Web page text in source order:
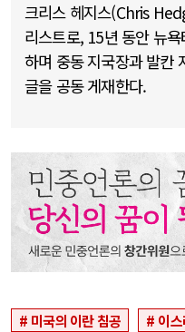
크리스 헤지스(Chris
리스트로, 15년 동안 뉴
하며 중동 지국장과 발칸
글을 공동 게재한다.
미국의 이란 침공 이